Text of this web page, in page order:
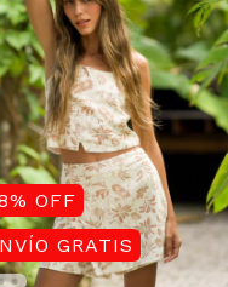
% OFF
GRATIS